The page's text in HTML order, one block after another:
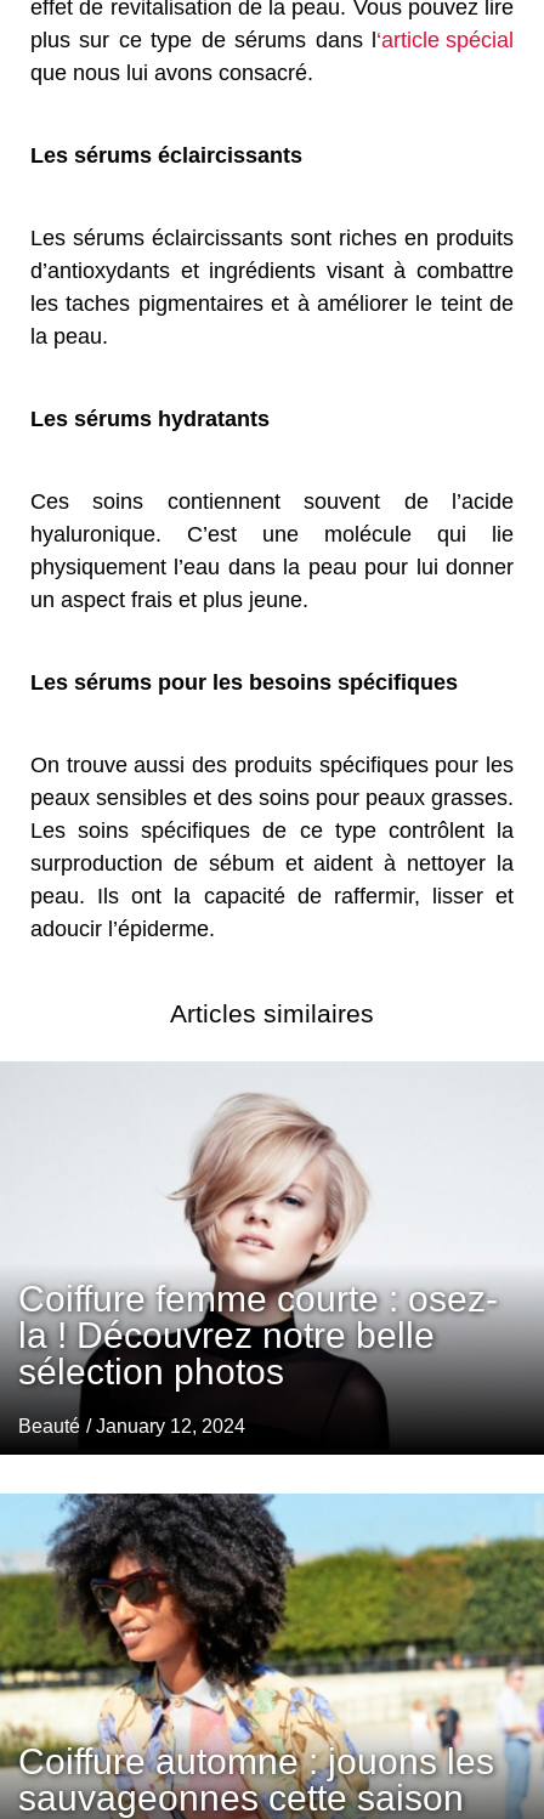
effet de revitalisation de la peau. Vous pouvez lire
plus sur ce type de sérums dans l ‘article spécial
que nous lui avons consacré.
Les sérums éclaircissants
Les sérums éclaircissants sont riches en produits
d’antioxydants et ingrédients visant à combattre
les taches pigmentaires et à améliorer le teint de
la peau.
Les sérums hydratants
Ces soins contiennent souvent de l’acide
hyaluronique. C’est une molécule qui lie
physiquement l’eau dans la peau pour lui donner
un aspect frais et plus jeune.
Les sérums pour les besoins spécifiques
On trouve aussi des produits spécifiques pour les
peaux sensibles et des soins pour peaux grasses.
Les soins spécifiques de ce type contrôlent la
surproduction de sébum et aident à nettoyer la
peau. Ils ont la capacité de raffermir, lisser et
adoucir l’épiderme.
Articles similaires
Coiffure femme courte : osez-
la ! Découvrez notre belle
sélection photos
Beauté / January 12, 2024
Coiffure automne : jouons les
sauvageonnes cette saison